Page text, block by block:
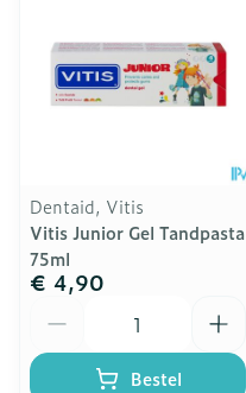
Dentaid, Vitis
Vitis Junior Gel Tandpasta
75ml
€ 4,90
Bestel